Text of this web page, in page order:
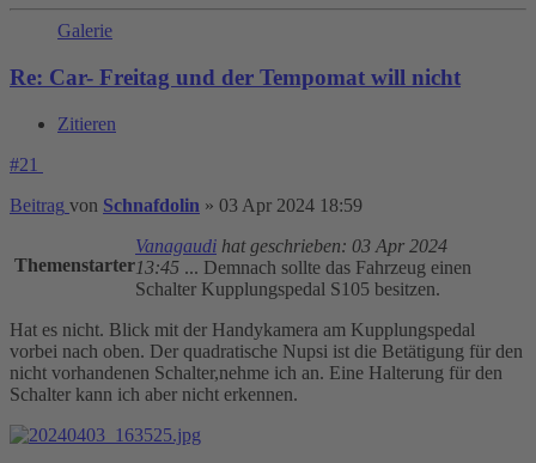
Galerie
Re: Car- Freitag und der Tempomat will nicht
Zitieren
#21
Beitrag von Schnafdolin » 03 Apr 2024 18:59
Themenstarter
Vanagaudi hat geschrieben: 03 Apr 2024
13:45 ... Demnach sollte das Fahrzeug einen
Schalter Kupplungspedal S105 besitzen.
Hat es nicht. Blick mit der Handykamera am Kupplungspedal
vorbei nach oben. Der quadratische Nupsi ist die Betätigung für den
nicht vorhandenen Schalter,nehme ich an. Eine Halterung für den
Schalter kann ich aber nicht erkennen.